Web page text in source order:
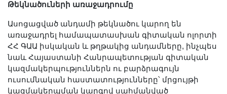
Հրապարակումներ
մամուլում
Ազդեր
Հոբելյաններ
Համալսարաններ
Թեկնածուների առաջադրումը
Ասոցացված անդամի թեկնածու կարող են
առաջադրել համապատասխան գիտական ոլորտի
ՀՀ ԳԱԱ իսկական և թղթակից անդամները, ինչպես
նաև Հայաստանի Հանրապետության գիտական
կազմակերպություններն ու բարձրագույն
ուսումնական հաստատությունները՝ մրցույթի
կազմակերպման կարգով սահմանված